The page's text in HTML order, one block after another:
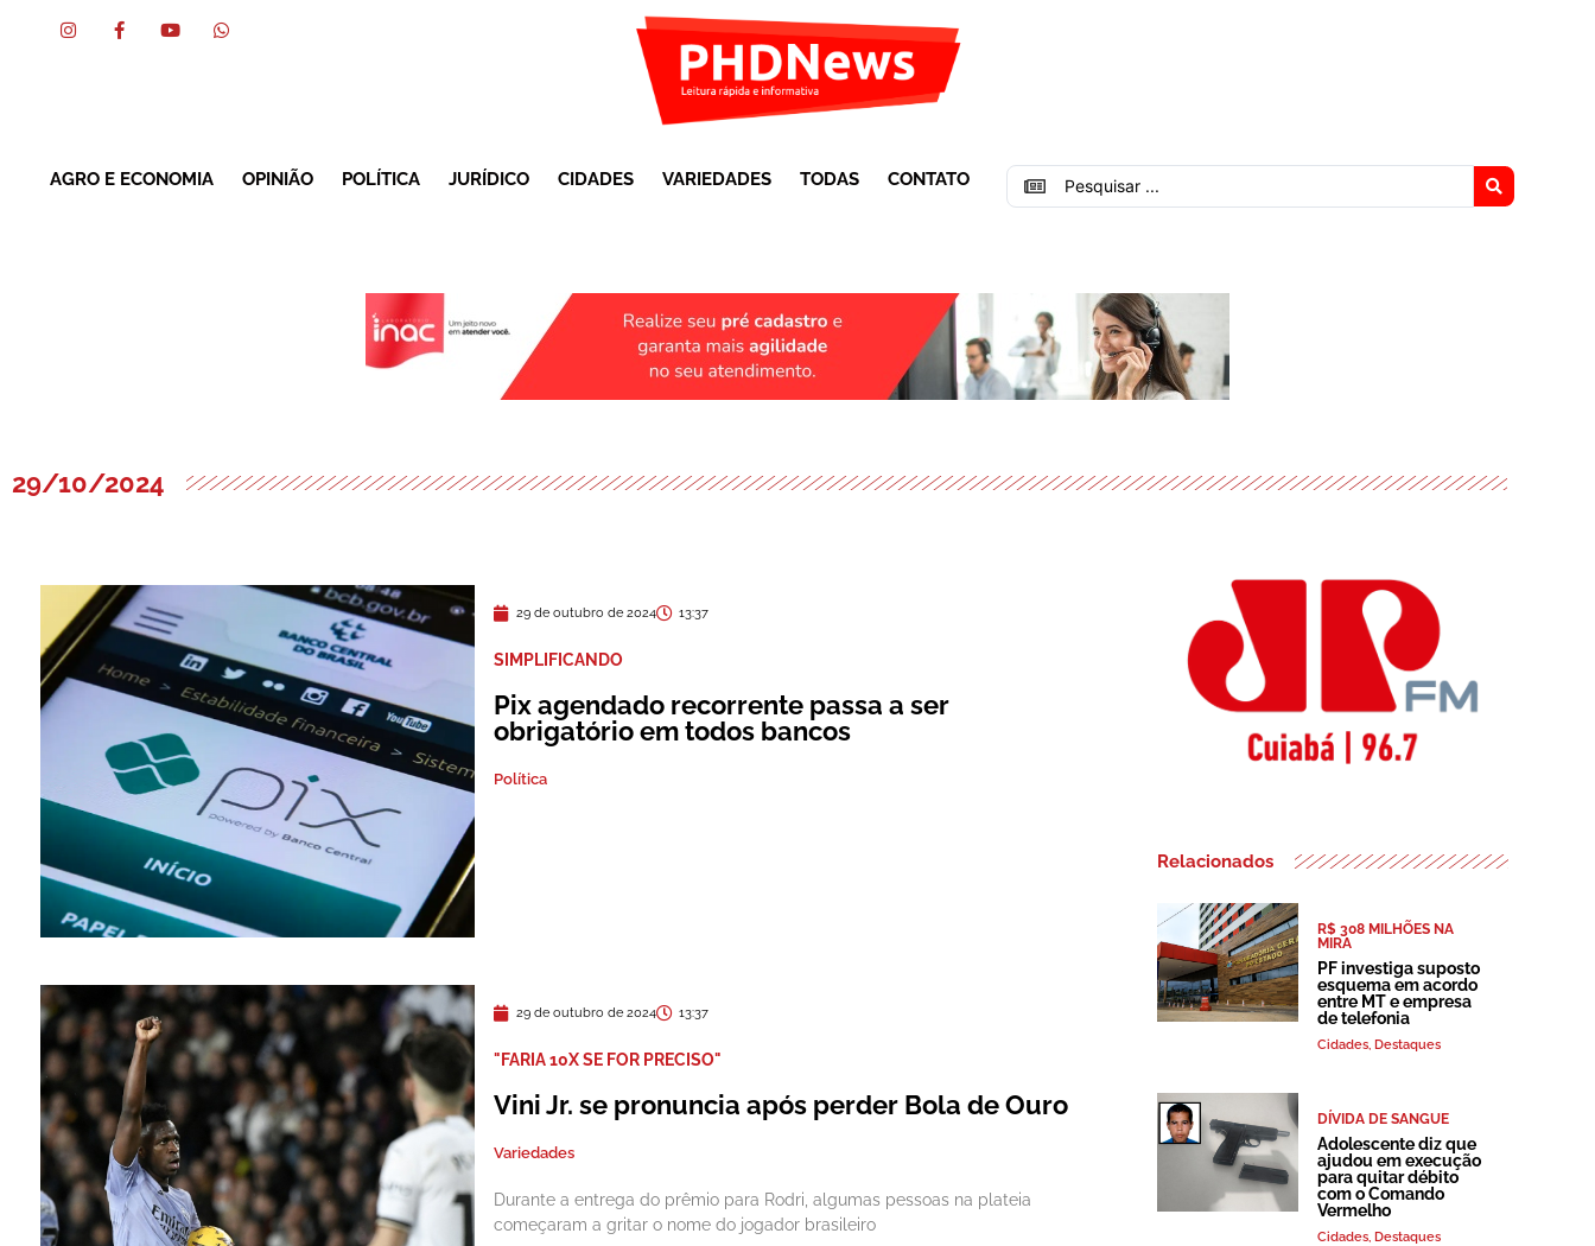
AGRO E ECONOMIA OPINIÃO POLÍTICA JURÍDICO CIDADES VARIEDADES TODAS CONTATO
29/10/2024
29 de outubro de 2024 13:37
SIMPLIFICANDO
Pix agendado recorrente passa a ser
obrigatório em todos bancos
Política
29 de outubro de 2024 13:37
"FARIA 10X SE FOR PRECISO"
Vini Jr. se pronuncia após perder Bola de Ouro
Variedades
Durante a entrega do prêmio para Rodri, algumas pessoas na plateia
começaram a gritar o nome do jogador brasileiro
Relacionados
R$ 308 MILHÕES NA
MIRA
PF investiga suposto
esquema em acordo
entre MT e empresa
de telefonia
Cidades, Destaques
DÍVIDA DE SANGUE
Adolescente diz que
ajudou em execução
para quitar débito
com o Comando
Vermelho
Cidades, Destaques